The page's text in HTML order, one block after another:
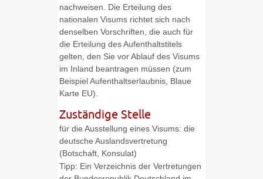
nachweisen. Die Erteilung des
nationalen Visums richtet sich nach
denselben Vorschriften, die auch für
die Erteilung des Aufenthaltstitels
gelten, den Sie vor Ablauf des Visums
im Inland beantragen müssen (zum
Beispiel Aufenthaltserlaubnis, Blaue
Karte EU).
Zuständige Stelle
für die Ausstellung eines Visums: die
deutsche Auslandsvertretung
(Botschaft, Konsulat)
Tipp: Ein Verzeichnis der Vertretungen